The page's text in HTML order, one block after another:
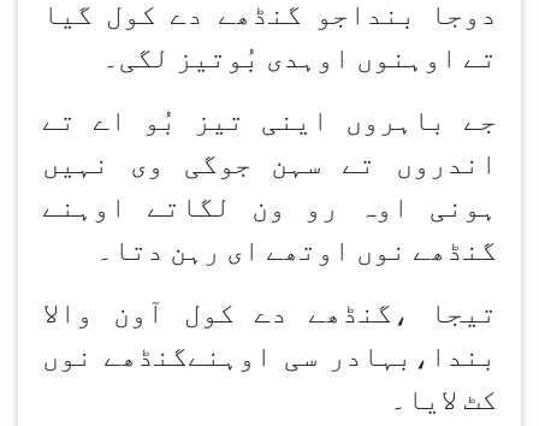
دوجا بنداجو گنڈھے دے کول گیا
تے اوہنوں اوہدی بُوتیز لگی۔
جے باہروں اینی تیز بُو اے تے
اندروں تے سہن جوگی وی نہیں
ہونی اوہ رو ون لگاتے اوہنے
گنڈھے نوں اوتھے ای رہن دتا۔
تیجا ،گنڈھے دے کول آون والا
بندا،بہادر سی اوہنےگنڈھے نوں
کٹ لایا۔